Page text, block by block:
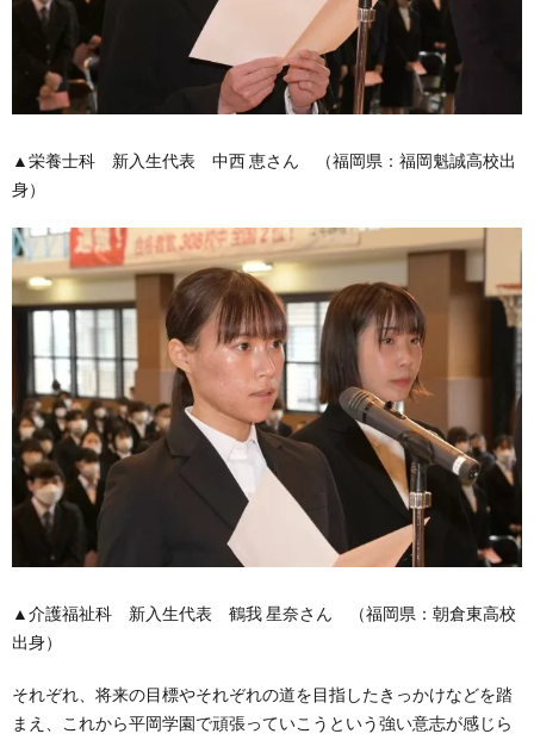
▲栄養士科 新入生代表 中西 恵さん （福岡県：福岡魁誠高校出
身）
▲介護福祉科 新入生代表 鶴我 星奈さん （福岡県：朝倉東高校
出身）
それぞれ、将来の目標やそれぞれの道を目指したきっかけなどを踏
まえ、これから平岡学園で頑張っていこうという強い意志が感じら